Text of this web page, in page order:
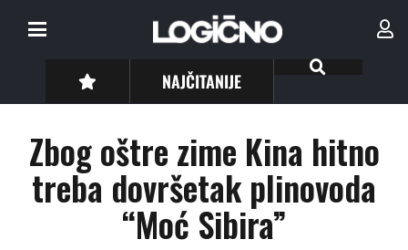
NAJČITANIJE
Zbog oštre zime Kina hitno
treba dovršetak plinovoda
“Moć Sibira”